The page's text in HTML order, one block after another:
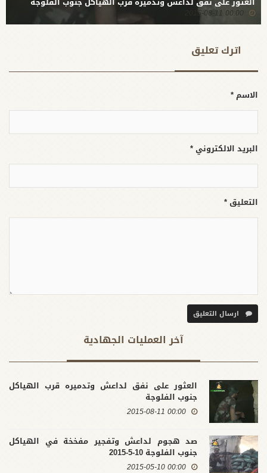
00:00 2015-08-11
اترك تعلیق
الاسم *
البريد الالكتروني *
التعليق *
ارسال التعليق
آخر العملیات الجهادية
العثور على نفق لداعش وتدميره قرب الهياكل
جنوب الفلوجة
00:00 2015-08-11
صد هجوم لداعش وتفجير مفخخة في الهياكل
جنوب الفلوجة 10-5-2015
00:00 2015-05-10